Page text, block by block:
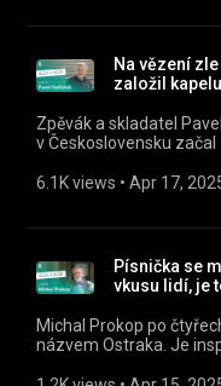
» Sledujte nás na
https://
Na vězení
založil
Zpěvák a skladatel
v Československu
řadu škol a oborů, a
https://rozhl.as/
mujRozhlas.cz https://
Sledujte nás na
https://
6.1K views • Apr 17,
Písnička se
vkusu lidí, je
Michal Prokop po
názvem Ostraka. Je